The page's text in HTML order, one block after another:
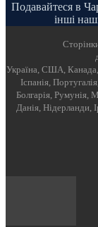
Подавайтеся в
інші
Україна, США, Канада,
Іспанія,
Болгарія, Румунія,
Данія, Нідерланди,